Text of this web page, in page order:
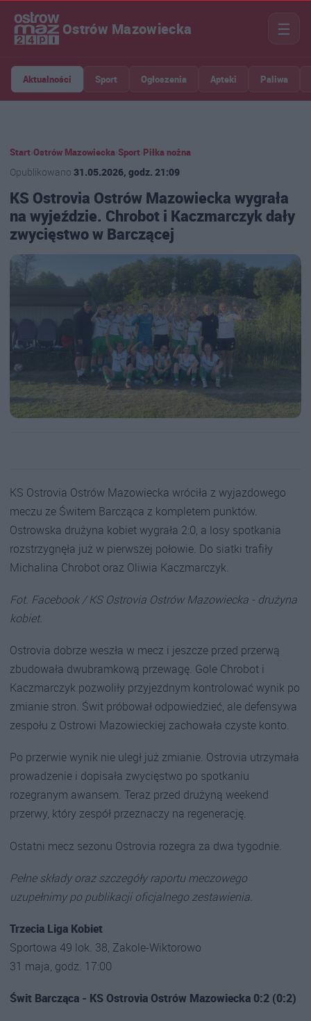
Ostrów Mazowiecka ☰
Aktualności Sport Ogłoszenia Apteki Paliwa
Start Ostrów Mazowiecka Sport Piłka nożna
Opublikowano 31.05.2026, godz. 21:09
KS Ostrovia Ostrów Mazowiecka wygrała
na wyjeździe. Chrobot i Kaczmarczyk dały
zwycięstwo w Barczącej
KS Ostrovia Ostrów Mazowiecka wróciła z wyjazdowego
meczu ze Świtem Barcząca z kompletem punktów.
Ostrowska drużyna kobiet wygrała 2:0, a losy spotkania
rozstrzygnęła już w pierwszej połowie. Do siatki trafiły
Michalina Chrobot oraz Oliwia Kaczmarczyk.
Fot. Facebook / KS Ostrovia Ostrów Mazowiecka - drużyna
kobiet.
Ostrovia dobrze weszła w mecz i jeszcze przed przerwą
zbudowała dwubramkową przewagę. Gole Chrobot i
Kaczmarczyk pozwoliły przyjezdnym kontrolować wynik po
zmianie stron. Świt próbował odpowiedzieć, ale defensywa
zespołu z Ostrowi Mazowieckiej zachowała czyste konto.
Po przerwie wynik nie uległ już zmianie. Ostrovia utrzymała
prowadzenie i dopisała zwycięstwo po spotkaniu
rozegranym awansem. Teraz przed drużyną weekend
przerwy, który zespół przeznaczy na regenerację.
Ostatni mecz sezonu Ostrovia rozegra za dwa tygodnie.
Pełne składy oraz szczegóły raportu meczowego
uzupełnimy po publikacji oficjalnego zestawienia.
Trzecia Liga Kobiet
Sportowa 49 lok. 38, Zakole-Wiktorowo
31 maja, godz. 17:00
Świt Barcząca - KS Ostrovia Ostrów Mazowiecka 0:2 (0:2)